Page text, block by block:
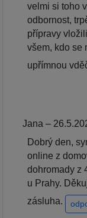
velmi si toho
odbornost,
přípravy
všem, kdo se
upřímnou
Jana –
Dobrý den,
online z
dohromady z
u Prahy.
zásluha.